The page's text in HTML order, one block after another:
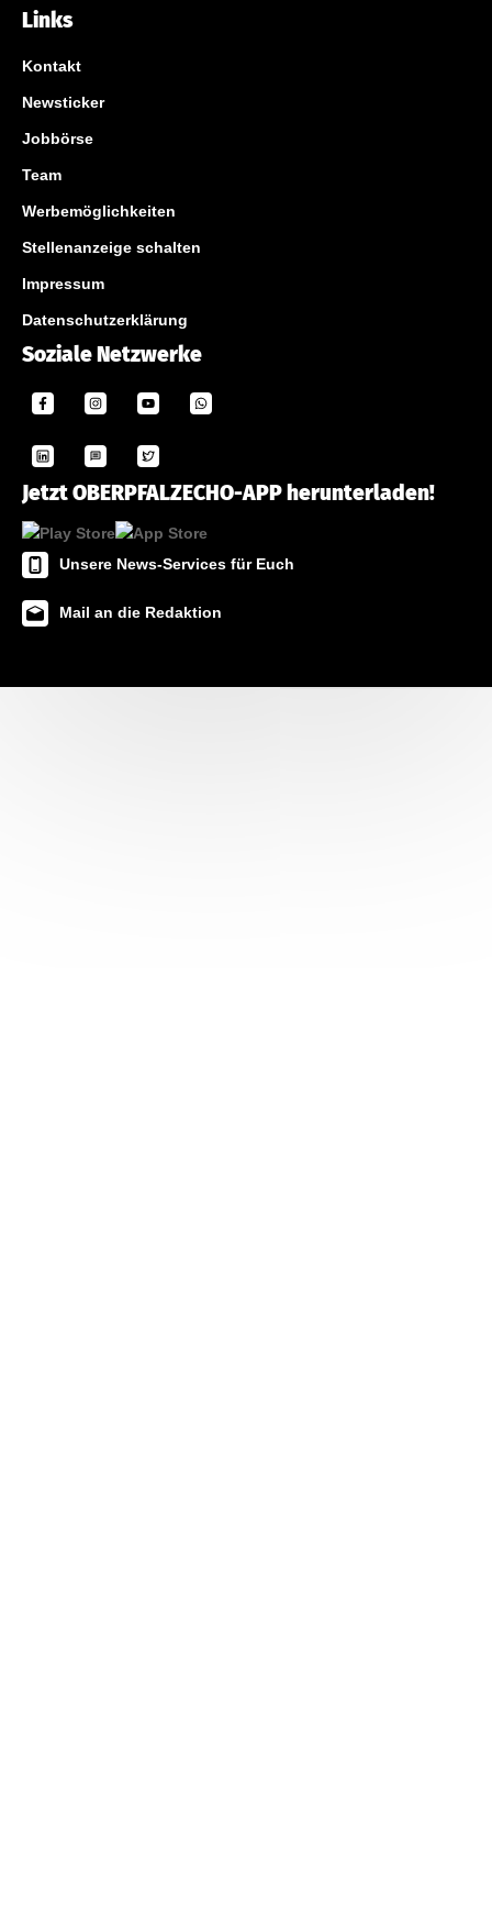
Links
Kontakt
Newsticker
Jobbörse
Team
Werbemöglichkeiten
Stellenanzeige schalten
Impressum
Datenschutzerklärung
Soziale Netzwerke
Jetzt OBERPFALZECHO-APP herunterladen!
Unsere News-Services für Euch
Mail an die Redaktion